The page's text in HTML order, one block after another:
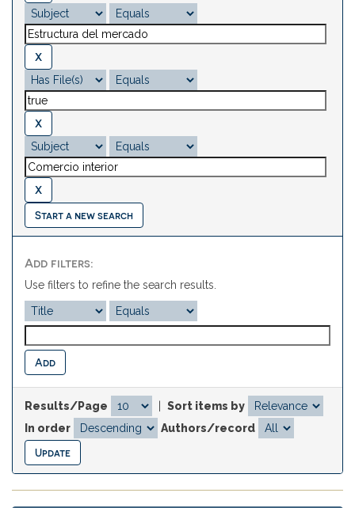
Start a new search
Add filters:
Use filters to refine the search results.
Results/Page
Sort items by
In order
Authors/record